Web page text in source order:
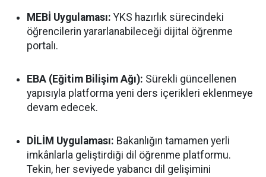
MEBİ Uygulaması: YKS hazırlık sürecindeki
öğrencilerin yararlanabileceği dijital öğrenme
portalı.
EBA (Eğitim Bilişim Ağı): Sürekli güncellenen
yapısıyla platforma yeni ders içerikleri eklenmeye
devam edecek.
DİLİM Uygulaması: Bakanlığın tamamen yerli
imkânlarla geliştirdiği dil öğrenme platformu.
Tekin, her seviyede yabancı dil gelişimini